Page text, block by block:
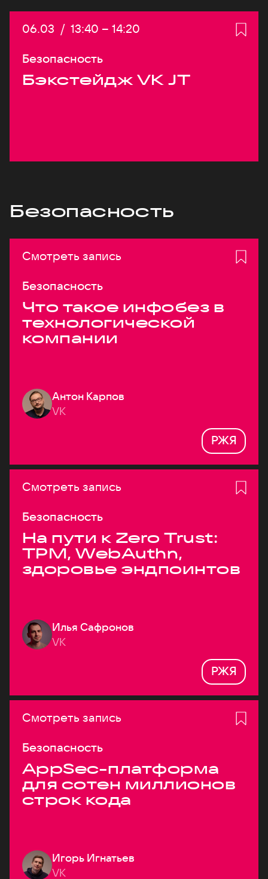
Дата:
06.03 / Начало:
13:40 – Конец:
14:20
Безопасность
Бэкстейдж VK JT
Безопасность
Смотреть запись
Безопасность
Что такое инфобез в
технологической
компании
Антон Карпов
VK
РЖЯ
Смотреть запись
Безопасность
На пути к Zero Trust:
TPM, WebAuthn,
здоровье эндпоинтов
Илья Сафронов
VK
РЖЯ
Смотреть запись
Безопасность
AppSec-платформа
для сотен миллионов
строк кода
Игорь Игнатьев
VK